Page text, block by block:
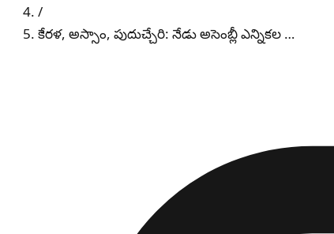
/
కేరళ, అస్సాం, పుదుచ్చేరి: నేడు అసెంబ్లీ ఎన్నికల …